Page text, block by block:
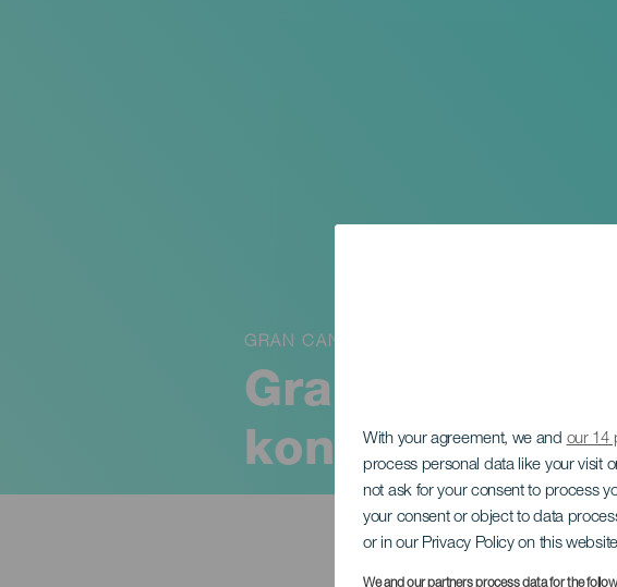
With your agreement, we and our 14
process personal data like your visit
not ask for your consent to process
your consent or object to data
or in our Privacy Policy on this
We and our partners process data for the
Gran
konsertissa
GRAN CANARIA